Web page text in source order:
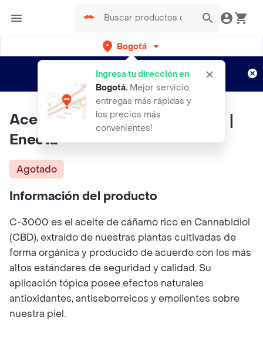
Bogotá
Ingresa tu dirección en
Bogotá. Mejor servicio,
entregas más rápidas y
los precios más
convenientes!
envíos gratis por semanas
Aplican TyC
Aceite C-3000 Cbd Mg X30ml |
Enecta
Agotado
Información del producto
C-3000 es el aceite de cáñamo rico en Cannabidiol
(CBD), extraído de nuestras plantas cultivadas de
forma orgánica y producido de acuerdo con los más
altos estándares de seguridad y calidad. Su
aplicación tópica posee efectos naturales
antioxidantes, antiseborreicos y emolientes sobre
nuestra piel.